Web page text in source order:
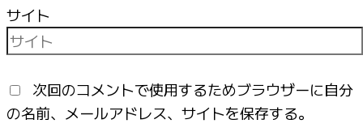
サイト
次回のコメントで使用するためブラウザーに自分
の名前、メールアドレス、サイトを保存する。